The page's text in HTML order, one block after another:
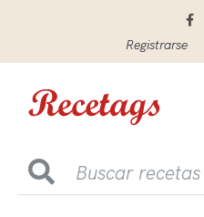
Registrarse